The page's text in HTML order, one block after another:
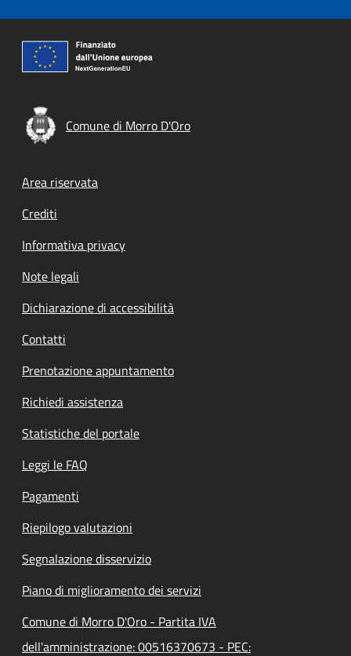
Comune di Morro D'Oro
Footer menu
Area riservata
Crediti
Informativa privacy
Note legali
Dichiarazione di accessibilità
Contatti
Prenotazione appuntamento
Richiedi assistenza
Statistiche del portale
Leggi le FAQ
Pagamenti
Riepilogo valutazioni
Segnalazione disservizio
Piano di miglioramento dei servizi
Comune di Morro D'Oro - Partita IVA
dell'amministrazione: 00516370673 - PEC: